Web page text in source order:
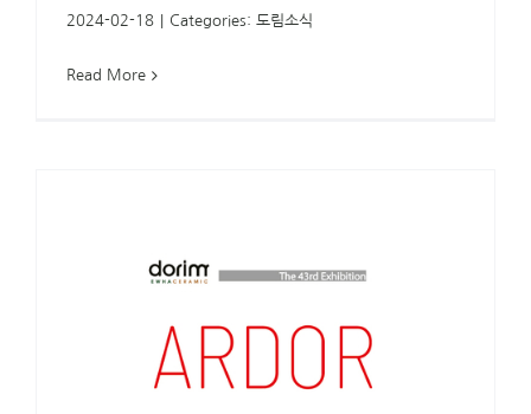
2024-02-18 Categories: 도림소식
Read More